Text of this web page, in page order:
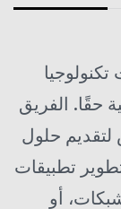
حقًا. الفريق
لتقديم حلول
تطبيقات
أو